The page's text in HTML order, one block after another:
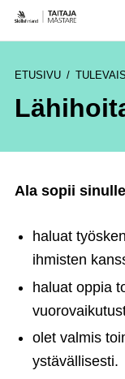
ETUSIVU
Ala sopii
haluat
ihmisten
haluat oppia
olet valmis
ystävällisesti.